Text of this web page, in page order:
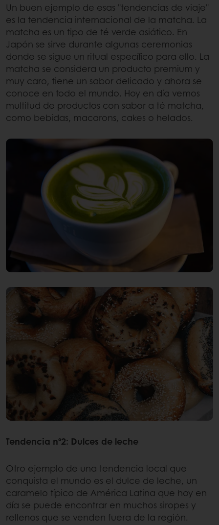
Un buen ejemplo de esas "tendencias de viaje"
es la tendencia internacional de la matcha. La
matcha es un tipo de té verde asiático. En
Japón se sirve durante algunas ceremonias
donde se sigue un ritual específico para ello. La
matcha se considera un producto premium y
muy caro, tiene un sabor delicado y ahora se
conoce en todo el mundo. Hoy en día vemos
multitud de productos con sabor a té matcha,
como bebidas, macarons, cakes o helados.
Tendencia nº2: Dulces de leche
Otro ejemplo de una tendencia local que
conquista el mundo es el dulce de leche, un
caramelo típico de América Latina que hoy en
día se puede encontrar en muchos siropes y
rellenos que se venden fuera de la región.